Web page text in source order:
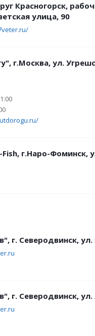
Красногорск,
улица, 90
г.Москва, ул.
Fish, г.Наро-Фоминск,
г. Северодвинск,
г. Северодвинск, ул.